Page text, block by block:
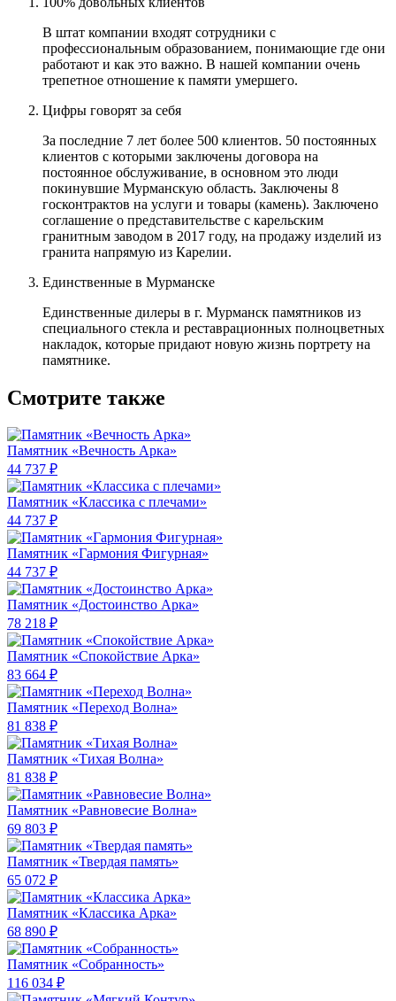
В штат компании входят сотрудники с
профессиональным образованием, понимающие где они
работают и как это важно. В нашей компании очень
трепетное отношение к памяти умершего.
Цифры говорят за себя
За последние 7 лет более 500 клиентов. 50 постоянных
клиентов с которыми заключены договора на
постоянное обслуживание, в основном это люди
покинувшие Мурманскую область. Заключены 8
госконтрактов на услуги и товары (камень). Заключено
соглашение о представительстве с карельским
гранитным заводом в 2017 году, на продажу изделий из
гранита напрямую из Карелии.
Единственные в Мурманске
Единственные дилеры в г. Мурманск памятников из
специального стекла и реставрационных полноцветных
накладок, которые придают новую жизнь портрету на
памятнике.
Смотрите также
Памятник «Вечность Арка»
44 737 ₽
Памятник «Классика c плечами»
44 737 ₽
Памятник «Гармония Фигурная»
44 737 ₽
Памятник «Достоинство Арка»
78 218 ₽
Памятник «Спокойствие Арка»
83 664 ₽
Памятник «Переход Волна»
81 838 ₽
Памятник «Тихая Волна»
81 838 ₽
Памятник «Равновесие Волна»
69 803 ₽
Памятник «Твердая память»
65 072 ₽
Памятник «Классика Арка»
68 890 ₽
Памятник «Собранность»
116 034 ₽